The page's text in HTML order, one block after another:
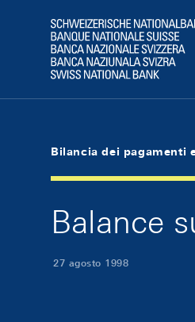
Logo
Bilancia dei pagamenti
Balance
27 agosto 1998